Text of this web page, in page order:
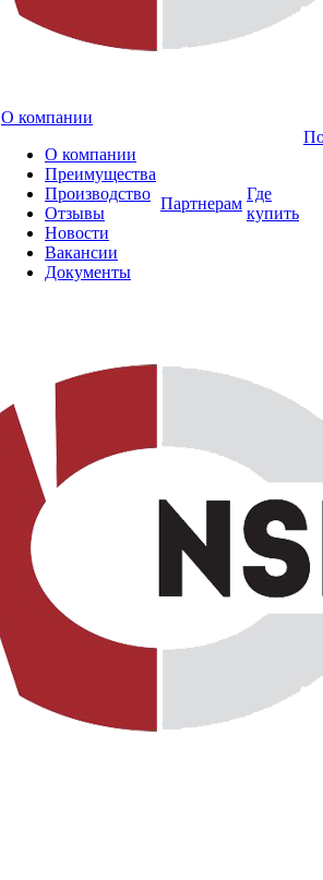
О компании
О компании
Преимущества
Производство
Отзывы
Новости
Вакансии
Документы
Партнерам
Где
купить